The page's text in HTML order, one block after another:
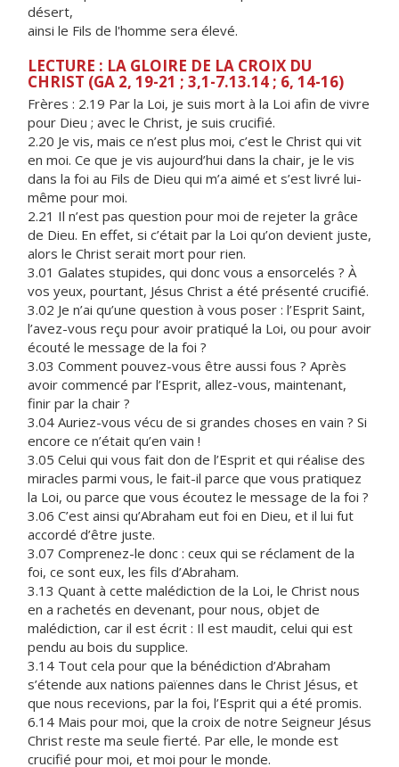
désert,
ainsi le Fils de l'homme sera élevé.
LECTURE : LA GLOIRE DE LA CROIX DU
CHRIST (GA 2, 19-21 ; 3,1-7.13.14 ; 6, 14-16)
Frères : 2.19 Par la Loi, je suis mort à la Loi afin de vivre
pour Dieu ; avec le Christ, je suis crucifié.
2.20 Je vis, mais ce n’est plus moi, c’est le Christ qui vit
en moi. Ce que je vis aujourd’hui dans la chair, je le vis
dans la foi au Fils de Dieu qui m’a aimé et s’est livré lui-
même pour moi.
2.21 Il n’est pas question pour moi de rejeter la grâce
de Dieu. En effet, si c’était par la Loi qu’on devient juste,
alors le Christ serait mort pour rien.
3.01 Galates stupides, qui donc vous a ensorcelés ? À
vos yeux, pourtant, Jésus Christ a été présenté crucifié.
3.02 Je n’ai qu’une question à vous poser : l’Esprit Saint,
l’avez-vous reçu pour avoir pratiqué la Loi, ou pour avoir
écouté le message de la foi ?
3.03 Comment pouvez-vous être aussi fous ? Après
avoir commencé par l’Esprit, allez-vous, maintenant,
finir par la chair ?
3.04 Auriez-vous vécu de si grandes choses en vain ? Si
encore ce n’était qu’en vain !
3.05 Celui qui vous fait don de l’Esprit et qui réalise des
miracles parmi vous, le fait-il parce que vous pratiquez
la Loi, ou parce que vous écoutez le message de la foi ?
3.06 C’est ainsi qu’Abraham eut foi en Dieu, et il lui fut
accordé d’être juste.
3.07 Comprenez-le donc : ceux qui se réclament de la
foi, ce sont eux, les fils d’Abraham.
3.13 Quant à cette malédiction de la Loi, le Christ nous
en a rachetés en devenant, pour nous, objet de
malédiction, car il est écrit : Il est maudit, celui qui est
pendu au bois du supplice.
3.14 Tout cela pour que la bénédiction d’Abraham
s’étende aux nations païennes dans le Christ Jésus, et
que nous recevions, par la foi, l’Esprit qui a été promis.
6.14 Mais pour moi, que la croix de notre Seigneur Jésus
Christ reste ma seule fierté. Par elle, le monde est
crucifié pour moi, et moi pour le monde.